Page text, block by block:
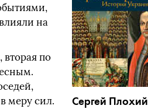
Сергей Плохий
на
по
меру сил.